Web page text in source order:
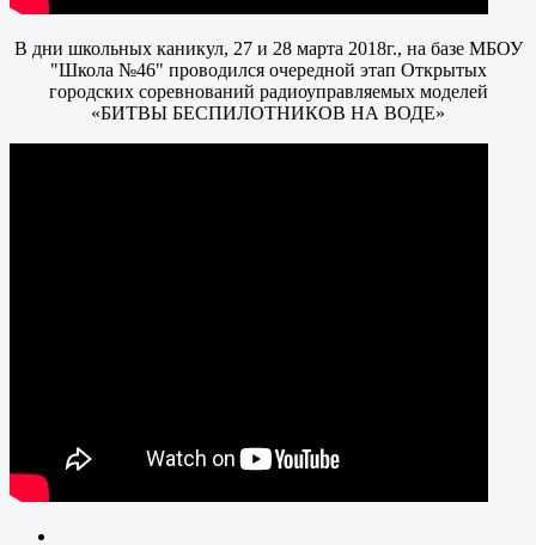
В дни школьных каникул, 27 и 28 марта 2018г., на базе МБОУ
"Школа №46" проводился очередной этап Открытых
городских соревнований радиоуправляемых моделей
«БИТВЫ БЕСПИЛОТНИКОВ НА ВОДЕ»